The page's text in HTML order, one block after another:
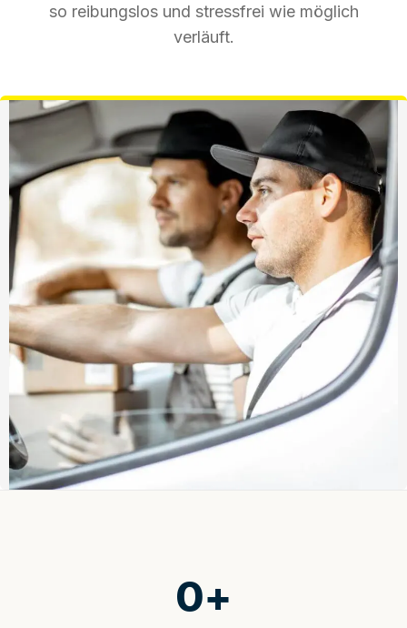
so reibungslos und stressfrei wie möglich
verläuft.
0+